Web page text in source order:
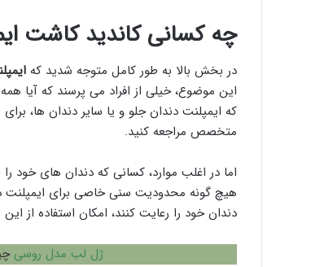
چه کسانی کاندید کاشت
در بخش بالا به طور کامل متوجه شدید که
این موضوع، خیلی از افراد می پرسند که آیا
که ایمپلنت دندان جلو و یا سایر دندان ها،
متخصص مراجعه کنید.
اما در اغلب موارد، کسانی که دندان های خود
هیچ گونه محدودیت سنی خاصی برای ایمپلنت
دندان خود را رعایت کنند، امکان استفاده از
ژل لب مدل روسی چیست؟